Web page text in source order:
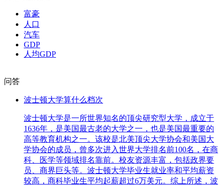
富豪
人口
汽车
GDP
人均GDP
问答
波士顿大学算什么档次
波士顿大学是一所世界知名的顶尖研究型大学，成立于
1636年，是美国最古老的大学之一，也是美国最重要的
高等教育机构之一。该校是北美顶尖大学协会和美国大
学协会的成员，曾多次进入世界大学排名前100名，在商
科、医学等领域排名靠前。校友资源丰富，包括政界要
员、商界巨头等。波士顿大学毕业生就业率和平均薪资
较高，商科毕业生平均起薪超过6万美元。综上所述，波